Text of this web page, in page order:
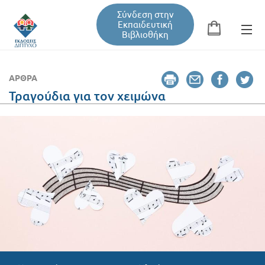
Σύνδεση στην
Εκπαιδευτική
Βιβλιοθήκη
Φόρμα αναζήτησης
Σεμινάρια / Συνέδρια
ΆΡΘΡΑ
Τραγούδια για τον χειμώνα